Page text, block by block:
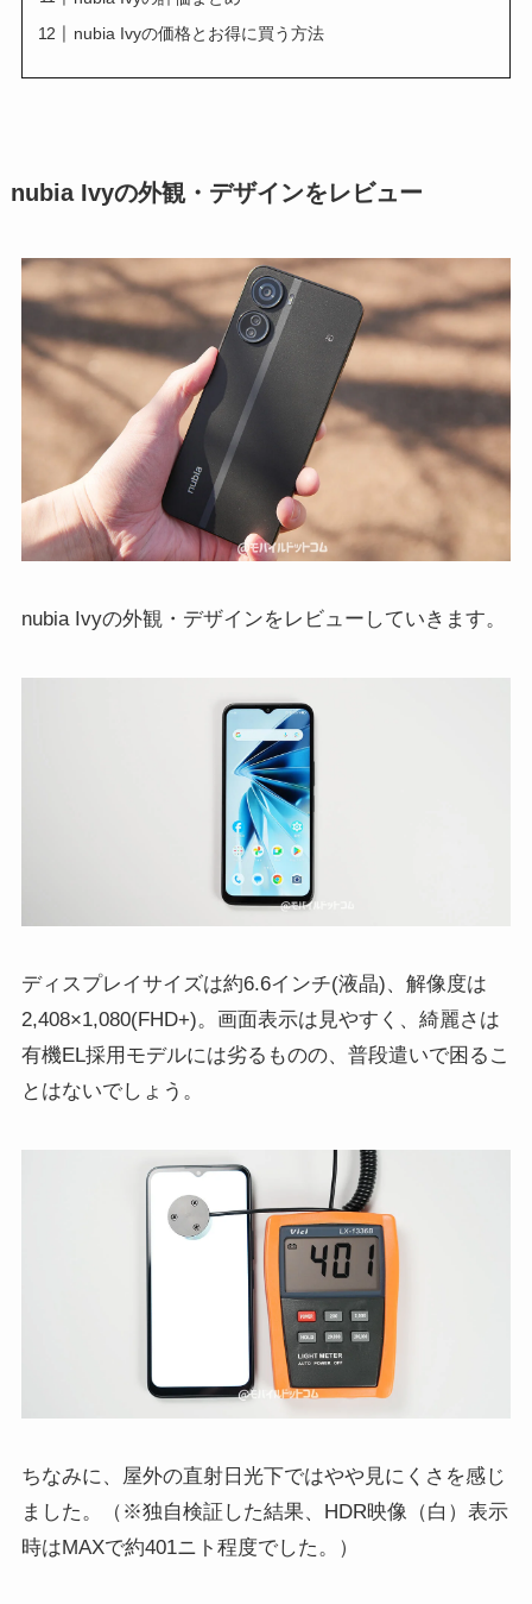
nubia Ivyの価格とお得に買う方法
nubia Ivyの外観・デザインをレビュー
nubia Ivyの外観・デザインをレビューしていきます。
ディスプレイサイズは約6.6インチ(液晶)、解像度は
2,408×1,080(FHD+)。画面表示は見やすく、綺麗さは
有機EL採用モデルには劣るものの、普段遣いで困るこ
とはないでしょう。
ちなみに、屋外の直射日光下ではやや見にくさを感じ
ました。（※独自検証した結果、HDR映像（白）表示
時はMAXで約401ニト程度でした。）